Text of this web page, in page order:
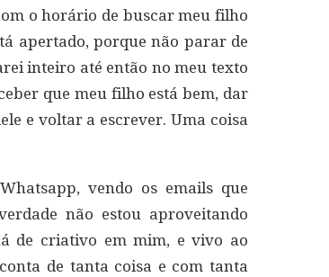
o horário de buscar meu filho
apertado, porque não parar de
inteiro até então no meu texto
que meu filho está bem, dar
e voltar a escrever. Uma coisa
vendo os emails que
não estou aproveitando
de criativo em mim, e vivo ao
de tanta coisa e com tanta